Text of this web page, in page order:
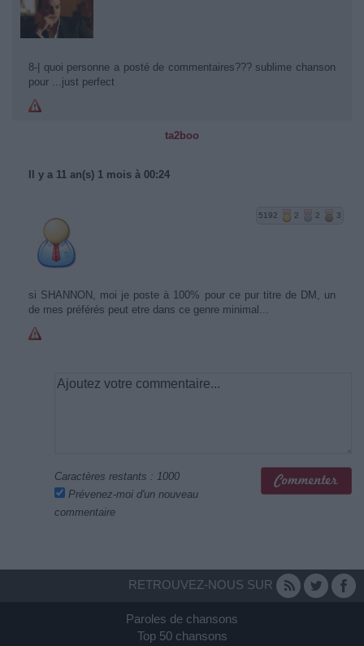
8-| quoi personne a posté de commentaires??? sublime chanson
pour ...just perfect
ta2boo
Il y a 11 an(s) 1 mois à 00:24
5192 2 2 3
si SHANNON, moi je poste à 100% pour ce pur titre de DM, un
de mes préférés peut etre dans ce genre minimal...
Caractères restants : 1000
Prévenez-moi d'un nouveau
commentaire
RETROUVEZ-NOUS SUR
Paroles de chansons
Top 50 chansons